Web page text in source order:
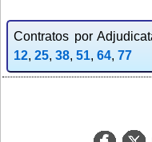
Contratos por
12, 25, 38, 51, 64, 77